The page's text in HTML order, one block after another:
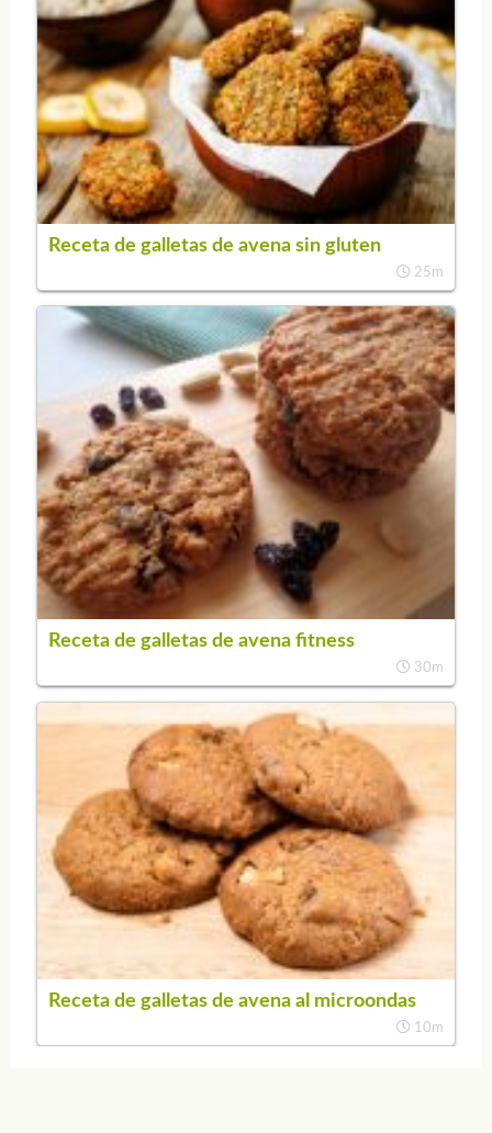
Receta de galletas de avena sin gluten
25m
Receta de galletas de avena fitness
30m
Receta de galletas de avena al microondas
10m